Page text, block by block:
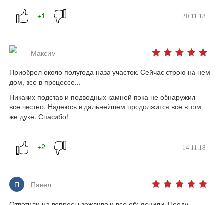
20.11.18
Максим
Приобрел около полугода наза участок. Сейчас строю на нем
дом, все в процессе...
Никаких подстав и подводных камней пока не обнаружил -
все честно. Надеюсь в дальнейшем продолжится все в том
же духе. Спасибо!
14.11.18
П
Павел